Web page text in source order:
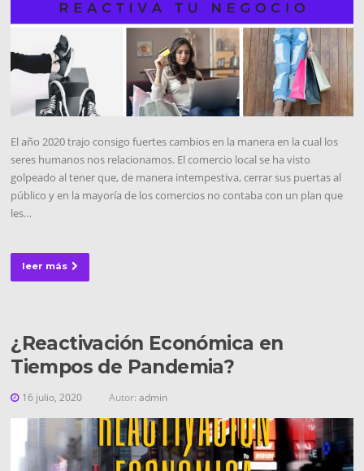
El año 2020 trajo consigo fuertes cambios en la manera en la cual los
seres humanos nos relacionamos. El comercio local se ha visto
golpeado al tener que, de manera intempestiva, cerrar sus puertas al
público y en la mayoría de los comercios no contaba con un plan que
les…
leer más
¿Reactivación Económica en
Tiempos de Pandemia?
16 julio, 2020 Autor:admin